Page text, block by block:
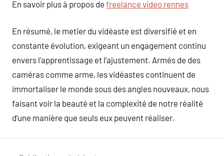
En savoir plus à propos de freelance video rennes
En résumé, le metier du vidéaste est diversifié et en
constante évolution, exigeant un engagement continu
envers l’apprentissage et l’ajustement. Armés de des
caméras comme arme, les vidéastes continuent de
immortaliser le monde sous des angles nouveaux, nous
faisant voir la beauté et la complexité de notre réalité
d’une manière que seuls eux peuvent réaliser.